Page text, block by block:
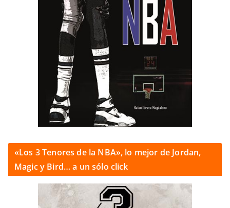
«Los 3 Tenores de la NBA», lo mejor de Jordan,
Magic y Bird… a un sólo click